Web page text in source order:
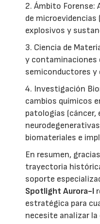
2. Ámbito
de
explosivos y
3. Ciencia de
y contaminaciones
semiconductores y
4. Investigación
cambios químicos
patologías (cáncer,
biomateriales e
En resumen,
trayectoria
soporte
Spotlight Aurora-I
estratégica para
necesite analizar